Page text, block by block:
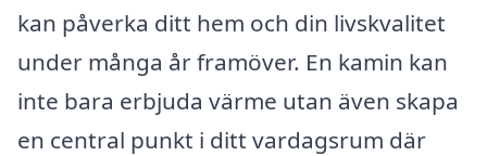
kan påverka ditt hem och din livskvalitet
under många år framöver. En kamin kan
inte bara erbjuda värme utan även skapa
en central punkt i ditt vardagsrum där